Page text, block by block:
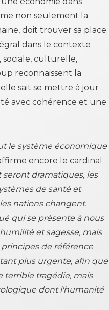
non seulement la
doit trouver sa place.
dans le contexte
sociale, culturelle,
reconnaissent la
sait se mettre à jour
avec cohérence et une
le système économique
encore le cardinal
seront dramatiques, les
de santé et
nations changent.
qui se présente à nous
et sagesse, mais
principes de référence
plus urgente, afin que
terrible tragédie, mais
dont l'humanité